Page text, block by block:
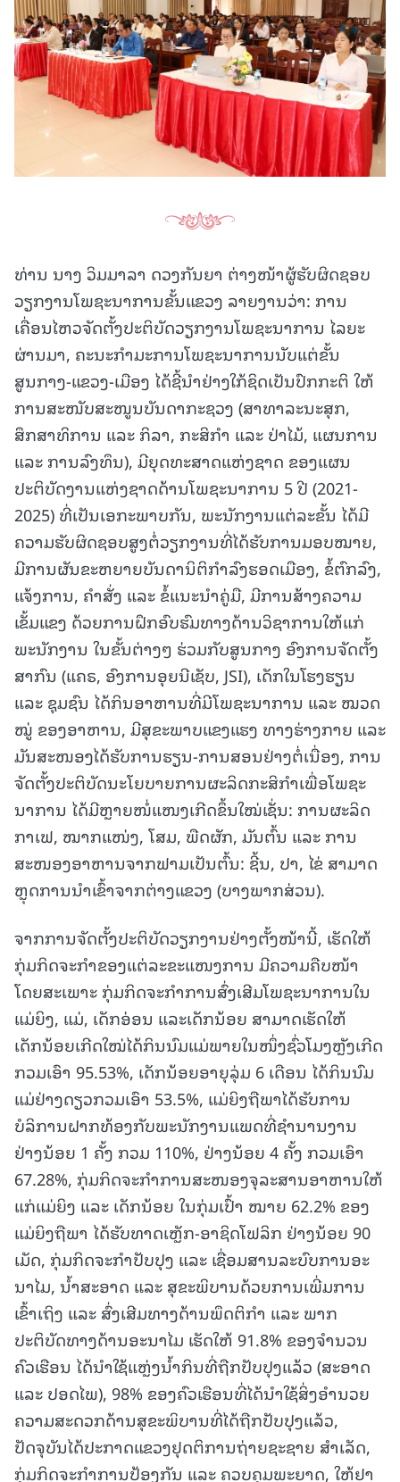
ທ່ານ ນາງ ວິມມາລາ ດວງກັນຍາ ຕ່າງໜ້າຜູ້ຮັບຜິດຊອບ
ວຽກງານໂພຊະນາການຂັ້ນແຂວງ ລາຍງານວ່າ: ການ
ເຄື່ອນໄຫວຈັດຕັ້ງປະຕິບັດວຽກງານໂພຊະນາການ ໄລຍະ
ຜ່ານມາ, ຄະນະກຳມະການໂພຊະນາການນັບແຕ່ຂັ້ນ
ສູນກາງ-ແຂວງ-ເມືອງ ໄດ້ຊີ້ນໍາຢ່າງໃກ້ຊິດເປັນປົກກະຕິ ໃຫ້
ການສະໜັບສະໜູນບັນດາກະຊວງ (ສາທາລະນະສຸກ,
ສຶກສາທິການ ແລະ ກິລາ, ກະສິກຳ ແລະ ປ່າໄມ້, ແຜນການ
ແລະ ການລົງທຶນ), ມີຍຸດທະສາດແຫ່ງຊາດ ຂອງແຜນ
ປະຕິບັດງານແຫ່ງຊາດດ້ານໂພຊະນາການ 5 ປີ (2021-
2025) ທີ່ເປັນເອກະພາບກັນ, ພະນັກງານແຕ່ລະຂັ້ນ ໄດ້ມີ
ຄວາມຮັບຜິດຊອບສູງຕໍ່ວຽກງານທີ່ໄດ້ຮັບການມອບໝາຍ,
ມີການຜັນຂະຫຍາຍບັນດານິຕິກຳລົງຮອດເມືອງ, ຂໍ້ຕົກລົງ,
ແຈ້ງການ, ຄໍາສັ່ງ ແລະ ຂໍ້ແນະນໍາຄູ່ມື, ມີການສ້າງຄວາມ
ເຂັ້ມແຂງ ດ້ວຍການຝຶກອົບຮົມທາງດ້ານວິຊາການໃຫ້ແກ່
ພະນັກງານ ໃນຂັ້ນຕ່າງໆ ຮ່ວມກັບສູນກາງ ອົງການຈັດຕັ້ງ
ສາກົນ (ແຄຣ, ອົງການອຸຍນີເຊັບ, JSI), ເດັກໃນໂຮງຮຽນ
ແລະ ຊຸມຊົນ ໄດ້ກິນອາຫານທີ່ມີໂພຊະນາການ ແລະ ໝວດ
ໝູ່ ຂອງອາຫານ, ມີສຸຂະພາບແຂງແຮງ ທາງຮ່າງກາຍ ແລະ
ມັນສະໜອງໄດ້ຮັບການຮຽນ-ການສອນຢ່າງຕໍ່ເນື່ອງ, ການ
ຈັດຕັ້ງປະຕິບັດນະໂຍບາຍການຜະລິດກະສິກຳເພື່ອໂພຊະ
ນາການ ໄດ້ມີຫຼາຍໜໍ່ແໜງເກີດຂຶ້ນໃໝ່ເຊັ່ນ: ການຜະລິດ
ກາເຟ, ໝາກແໜ່ງ, ໂສມ, ພືດຜັກ, ມັນຕົ້ນ ແລະ ການ
ສະໜອງອາຫານຈາກຟາມເປັນຕົ້ນ: ຊີ້ນ, ປາ, ໄຂ່ ສາມາດ
ຫຼຸດການນໍາເຂົ້າຈາກຕ່າງແຂວງ (ບາງພາກສ່ວນ).
ຈາກການຈັດຕັ້ງປະຕິບັດວຽກງານຢ່າງຕັ້ງໜ້ານີ້, ເຮັດໃຫ້
ກຸ່ມກິດຈະກຳຂອງແຕ່ລະຂະແໜງການ ມີຄວາມຄືບໜ້າ
ໂດຍສະເພາະ ກຸ່ມກິດຈະກຳການສົ່ງເສີມໂພຊະນາການໃນ
ແມ່ຍິງ, ແມ່, ເດັກອ່ອນ ແລະເດັກນ້ອຍ ສາມາດເຮັດໃຫ້
ເດັກນ້ອຍເກີດໃໝ່ໄດ້ກິນນົມແມ່ພາຍໃນໜຶ່ງຊົ່ວໂມງຫຼັງເກີດ
ກວມເອົາ 95.53%, ເດັກນ້ອຍອາຍຸລຸ່ມ 6 ເດືອນ ໄດ້ກິນນົມ
ແມ່ຢ່າງດຽວກວມເອົາ 53.5%, ແມ່ຍິງຖືພາໄດ້ຮັບການ
ບໍລິການຝາກທ້ອງກັບພະນັກງານແພດທີ່ຊຳນານງານ
ຢ່າງນ້ອຍ 1 ຄັ້ງ ກວມ 110%, ຢ່າງນ້ອຍ 4 ຄັ້ງ ກວມເອົາ
67.28%, ກຸ່ມກິດຈະກຳການສະໜອງຈຸລະສານອາຫານໃຫ້
ແກ່ແມ່ຍິງ ແລະ ເດັກນ້ອຍ ໃນກຸ່ມເປົ້າ ໝາຍ 62.2% ຂອງ
ແມ່ຍິງຖືພາ ໄດ້ຮັບທາດເຫຼັກ-ອາຊິດໂຟລິກ ຢ່າງນ້ອຍ 90
ເມັດ, ກຸ່ມກິດຈະກຳປັບປຸງ ແລະ ເຊື່ອມສານລະບົບການອະ
ນາໄມ, ນ້ຳສະອາດ ແລະ ສຸຂະພິບານດ້ວຍການເພີ່ມການ
ເຂົ້າເຖິງ ແລະ ສົ່ງເສີມທາງດ້ານພຶດຕິກຳ ແລະ ພາກ
ປະຕິບັດທາງດ້ານອະນາໄມ ເຮັດໃຫ້ 91.8% ຂອງຈຳນວນ
ຄົວເຮືອນ ໄດ້ນຳໃຊ້ແຫຼ່ງນ້ຳກິນທີ່ຖືກປັບປຸງແລ້ວ (ສະອາດ
ແລະ ປອດໄພ), 98% ຂອງຄົວເຮືອນທີ່ໄດ້ນຳໃຊ້ສິ່ງອຳນວຍ
ຄວາມສະດວກດ້ານສຸຂະພິບານທີ່ໄດ້ຖືກປັບປຸງແລ້ວ,
ປັດຈຸບັນໄດ້ປະກາດແຂວງຢຸດຕິການຖ່າຍຊະຊາຍ ສຳເລັດ,
ກຸ່ມກິດຈະກຳການປ້ອງກັນ ແລະ ຄວບຄຸມພະຍາດ, ໃຫ້ຢາ